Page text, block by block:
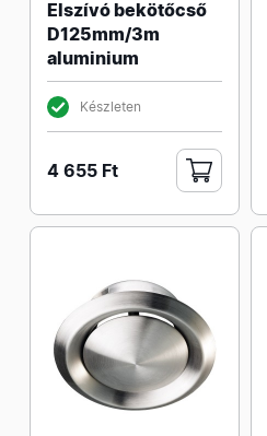
Elszívó bekötőcső
D125mm/3m
aluminium
Készleten
4 655 Ft